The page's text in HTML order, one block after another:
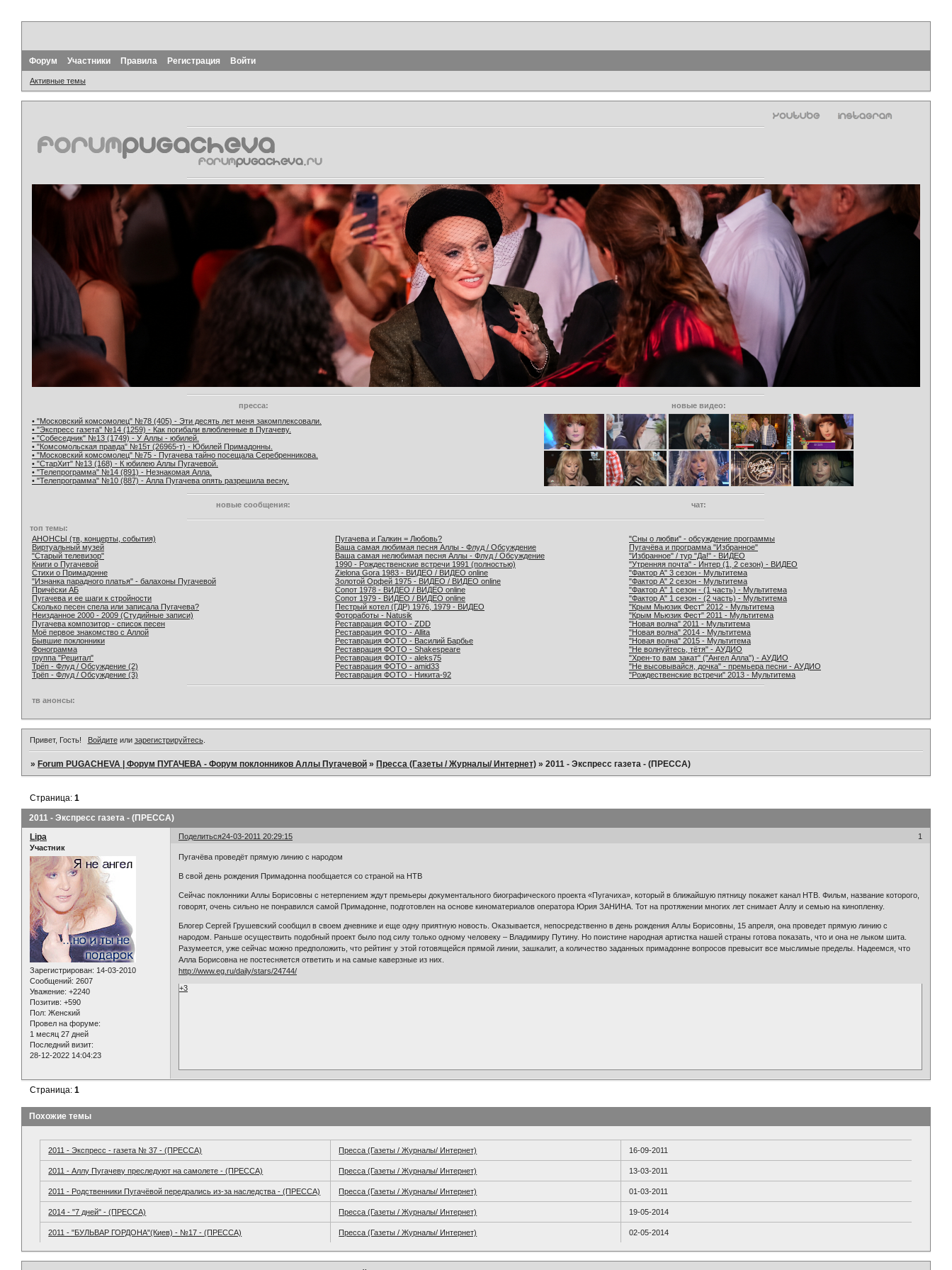
Форум Участники Правила Регистрация Войти
Активные темы
пресса:
новые видео:
• "Московский комсомолец" №78 (405) - Эти десять лет меня закомплексовали.
• "Экспресс газета" №14 (1259) - Как погибали влюбленные в Пугачеву.
• "Собеседник" №13 (1749) - У Аллы - юбилей.
• "Комсомольская правда" №15т (26965-т) - Юбилей Примадонны.
• "Московский комсомолец" №75 - Пугачева тайно посещала Серебренникова.
• "СтарХит" №13 (168) - К юбилею Аллы Пугачевой.
• "Телепрограмма" №14 (891) - Незнакомая Алла.
• "Телепрограмма" №10 (887) - Алла Пугачева опять разрешила весну.
новые сообщения: чат:
топ темы:
АНОНСЫ (тв, концерты, события)
Виртуальный музей
"Старый телевизор"
Книги о Пугачевой
Стихи о Примадонне
"Изнанка парадного платья" - балахоны Пугачевой
Причёски АБ
Пугачева и ее шаги к стройности
Сколько песен спела или записала Пугачева?
Неизданное 2000 - 2009 (Студийные записи)
Пугачева композитор - список песен
Моё первое знакомство с Аллой
Бывшие поклонники
Фонограмма
группа "Рецитал"
Трёп - Флуд / Обсуждение (2)
Трёп - Флуд / Обсуждение (3)
Пугачева и Галкин = Любовь?
Ваша самая любимая песня Аллы - Флуд / Обсуждение
Ваша самая нелюбимая песня Аллы - Флуд / Обсуждение
1990 - Рождественские встречи 1991 (полностью)
Zielona Gora 1983 - ВИДЕО / ВИДЕО online
Золотой Орфей 1975 - ВИДЕО / ВИДЕО online
Сопот 1978 - ВИДЕО / ВИДЕО online
Сопот 1979 - ВИДЕО / ВИДЕО online
Пестрый котел (ГДР) 1976, 1979 - ВИДЕО
Фотоработы - Natusik
Реставрация ФОТО - ZDD
Реставрация ФОТО - Allita
Реставрация ФОТО - Василий Барбье
Реставрация ФОТО - Shakespeare
Реставрация ФОТО - aleks75
Реставрация ФОТО - amid33
Реставрация ФОТО - Никита-92
"Сны о любви" - обсуждение программы
Пугачёва и программа "Избранное"
"Избранное" / тур "Да!" - ВИДЕО
"Утренняя почта" - Интер (1, 2 сезон) - ВИДЕО
"Фактор А" 3 сезон - Мультитема
"Фактор А" 2 сезон - Мультитема
"Фактор А" 1 сезон - (1 часть) - Мультитема
"Фактор А" 1 сезон - (2 часть) - Мультитема
"Крым Мьюзик Фест" 2012 - Мультитема
"Крым Мьюзик Фест" 2011 - Мультитема
"Новая волна" 2011 - Мультитема
"Новая волна" 2014 - Мультитема
"Новая волна" 2015 - Мультитема
"Не волнуйтесь, тётя" - АУДИО
"Хрен-то вам закат" ("Ангел Алла") - АУДИО
"Не высовывайся, дочка" - премьера песни - АУДИО
"Рождественские встречи" 2013 - Мультитема
тв анонсы:
Привет, Гость! Войдитеили зарегистрируйтесь.
»Forum PUGACHEVA | Форум ПУГАЧЕВА - Форум поклонников Аллы Пугачевой »Пресса (Газеты / Журналы/ Интернет) »2011 - Экспресс газета - (ПРЕССА)
2011 - Экспресс газета - (ПРЕССА)
Страница:1
Поделиться 1
24-03-2011 20:29:15
Lipa
Участник
Зарегистрирован: 14-03-2010
Сообщений: 2607
Уважение: +2240
Позитив: +590
Пол: Женский
Провел на форуме:
1 месяц 27 дней
Последний визит:
28-12-2022 14:04:23
Пугачёва проведёт прямую линию с народом
В свой день рождения Примадонна пообщается со страной на НТВ
Сейчас поклонники Аллы Борисовны с нетерпением ждут премьеры документального биографического проекта «Пугачиха», который в ближайшую пятницу покажет канал НТВ. Фильм, название которого,
говорят, очень сильно не понравился самой Примадонне, подготовлен на основе киноматериалов оператора Юрия ЗАНИНА. Тот на протяжении многих лет снимает Аллу и семью на кинопленку.
Блогер Сергей Грушевский сообщил в своем дневнике и еще одну приятную новость. Оказывается, непосредственно в день рождения Аллы Борисовны, 15 апреля, она проведет прямую линию с
народом. Раньше осуществить подобный проект было под силу только одному человеку – Владимиру Путину. Но поистине народная артистка нашей страны готова показать, что и она не лыком шита.
Разумеется, уже сейчас можно предположить, что рейтинг у этой готовящейся прямой линии, зашкалит, а количество заданных примадонне вопросов превысит все мыслимые пределы. Надеемся, что
Алла Борисовна не постесняется ответить и на самые каверзные из них.
http://www.eg.ru/daily/stars/24744/
+3
Страница:1
Похожие темы
2011 - Экспресс - газета № 37 - (ПРЕССА) Пресса (Газеты / Журналы/ Интернет) 16-09-2011
2011 - Аллу Пугачеву преследуют на самолете - (ПРЕССА) Пресса (Газеты / Журналы/ Интернет) 13-03-2011
2011 - Родственники Пугачёвой передрались из-за наследства - (ПРЕССА) Пресса (Газеты / Журналы/ Интернет) 01-03-2011
2014 - "7 дней" - (ПРЕССА) Пресса (Газеты / Журналы/ Интернет) 19-05-2014
2011 - "БУЛЬВАР ГОРДОНА"(Киев) - №17 - (ПРЕССА) Пресса (Газеты / Журналы/ Интернет) 02-05-2014